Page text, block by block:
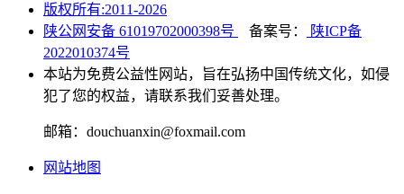
版权所有:2011-2026
陕公网安备 61019702000398号
备案号：
陕ICP备
2022010374号
本站为免费公益性网站，旨在弘扬中国传统文化，如侵
犯了您的权益，请联系我们妥善处理。
邮箱：douchuanxin@foxmail.com
网站地图